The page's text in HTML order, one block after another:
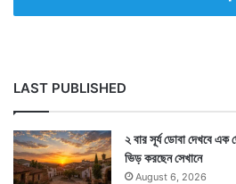
LAST PUBLISHED
২ বার সূর্য ডোবা দেখবে এক
ভিড় করছেন সেখানে
August 6, 2026